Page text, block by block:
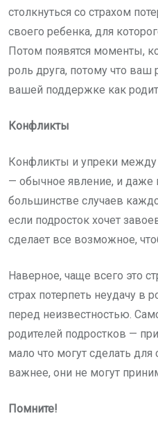
столкнуться со страхом
своего ребенка, для
Потом появятся моменты,
роль друга, потому что ваш
вашей поддержке как
Конфликты
Конфликты и упреки между
— обычное явление, и даже
большинстве случаев
если подросток хочет
сделает все возможное,
Наверное, чаще всего это
страх потерпеть неудачу в
перед неизвестностью.
родителей подростков —
мало что могут сделать
важнее, они не могут
Помните!